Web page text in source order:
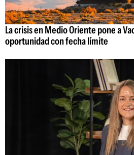
La crisis en Medio Oriente pone a
oportunidad con fecha límite